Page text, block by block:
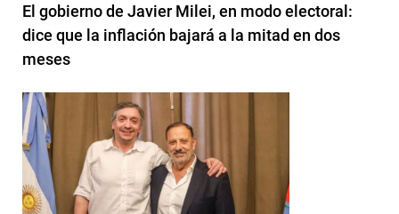
El gobierno de Javier Milei, en modo electoral:
dice que la inflación bajará a la mitad en dos
meses